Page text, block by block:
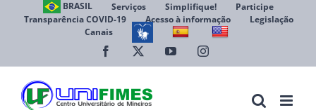
BRASIL Serviços Simplifique!
Participe
Transparência COVID-19
Acesso à informação
Legislação
Canais
Facebook YouTubeInstagram